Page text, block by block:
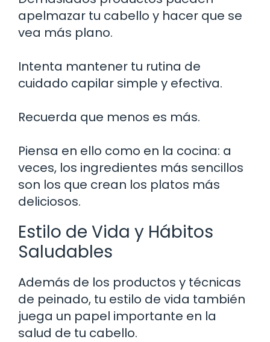
apelmazar tu cabello y hacer que se
vea más plano.
Intenta mantener tu rutina de
cuidado capilar simple y efectiva.
Recuerda que menos es más.
Piensa en ello como en la cocina: a
veces, los ingredientes más sencillos
son los que crean los platos más
deliciosos.
Estilo de Vida y Hábitos
Saludables
Además de los productos y técnicas
de peinado, tu estilo de vida también
juega un papel importante en la
salud de tu cabello.